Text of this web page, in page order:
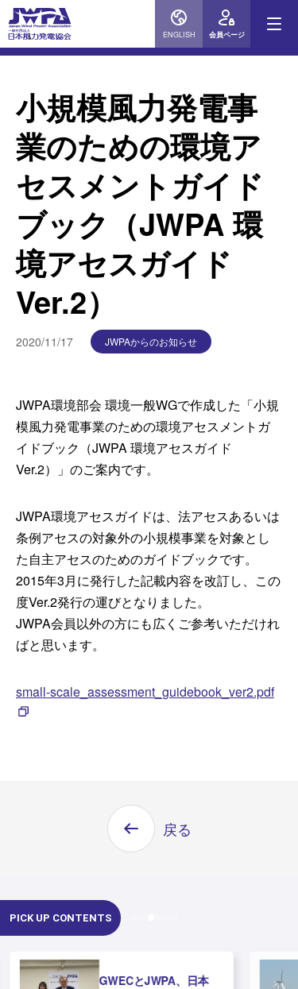
ENGLISH 会員ページ
小規模風力発電事
業のための環境ア
セスメントガイド
ブック（JWPA 環
境アセスガイド
Ver.2）
2020/11/17 JWPAからのお知らせ
JWPA環境部会 環境一般WGで作成した「小規
模風力発電事業のための環境アセスメントガ
イドブック（JWPA 環境アセスガイド
Ver.2）」のご案内です。
JWPA環境アセスガイドは、法アセスあるいは
条例アセスの対象外の小規模事業を対象とし
た自主アセスのためのガイドブックです。
2015年3月に発行した記載内容を改訂し、この
度Ver.2発行の運びとなりました。
JWPA会員以外の方にも広くご参考いただけれ
ばと思います。
small-scale_assessment_guidebook_ver2.pdf
戻る
PICK UP CONTENTS
GWECとJWPA、日本